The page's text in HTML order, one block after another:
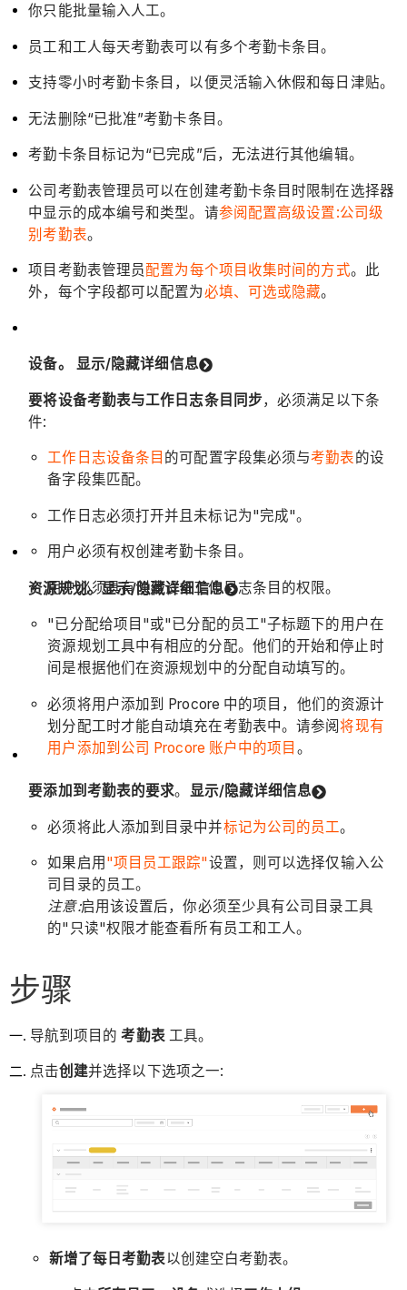
你只能批量输入人工。
员工和工人每天考勤表可以有多个考勤卡条目。
支持零小时考勤卡条目，以便灵活输入休假和每日津贴。
无法删除“已批准”考勤卡条目。
考勤卡条目标记为“已完成”后，无法进行其他编辑。
公司考勤表管理员可以在创建考勤卡条目时限制在选择器
中显示的成本编号和类型。请参阅配置高级设置:公司级
别考勤表。
项目考勤表管理员配置为每个项目收集时间的方式。此
外，每个字段都可以配置为必填、可选或隐藏。
设备。 显示/隐藏详细信息
要将设备考勤表与工作日志条目同步，必须满足以下条
件:
工作日志设备条目 的可配置字段集必须与考勤表的设
备字段集匹配。
工作日志必须打开并且未标记为"完成"。
用户必须有权创建考勤卡条目。
用户必须具有创建设备工作日志条目的权限。
资源规划。显示/隐藏详细信息
"已分配给项目"或"已分配的员工"子标题下的用户在
资源规划工具中有相应的分配。他们的开始和停止时
间是根据他们在资源规划中的分配自动填写的。
必须将用户添加到 Procore 中的项目，他们的资源计
划分配工时才能自动填充在考勤表中。请参阅将现有
用户添加到公司 Procore 账户中的项目 。
要添加到考勤表的要求。 显示/隐藏详细信息
必须将此人添加到目录中并标记为公司的员工。
如果启用 "项目员工跟踪"设置，则可以选择仅输入公
司目录的员工。
注意:启用该设置后，你必须至少具有公司目录工具
的"只读"权限才能查看所有员工和工人。
步骤
导航到项目的考勤表工具。
点击创建并选择以下选项之一:
新增了每日考勤表以创建空白考勤表。